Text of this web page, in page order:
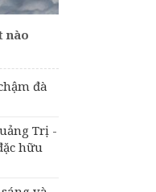
nào
đà
Trị -
hữu